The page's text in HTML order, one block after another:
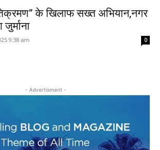
के खिलाफ सख्त अभियान,नगर
9:38 am 0
- Advertisment -